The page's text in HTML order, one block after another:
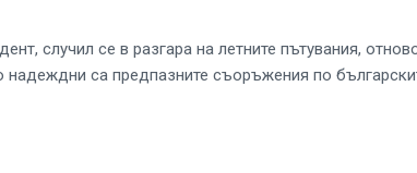
случил се в разгара на летните пътувания,
надеждни са предпазните съоръжения по